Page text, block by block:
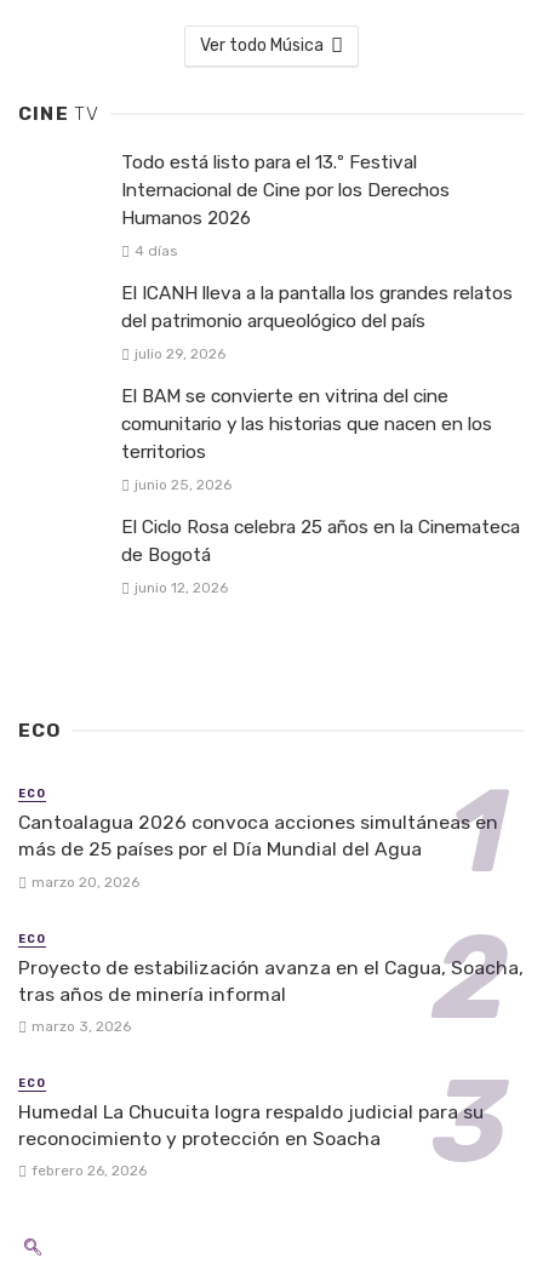
Ver todo Música
CINETV
Todo está listo para el 13.º Festival
Internacional de Cine por los Derechos
Humanos 2026
4 días
El ICANH lleva a la pantalla los grandes relatos
del patrimonio arqueológico del país
julio 29, 2026
El BAM se convierte en vitrina del cine
comunitario y las historias que nacen en los
territorios
junio 25, 2026
El Ciclo Rosa celebra 25 años en la Cinemateca
de Bogotá
junio 12, 2026
ECO
ECO
Cantoalagua 2026 convoca acciones simultáneas en
más de 25 países por el Día Mundial del Agua
marzo 20, 2026
ECO
Proyecto de estabilización avanza en el Cagua, Soacha,
tras años de minería informal
marzo 3, 2026
ECO
Humedal La Chucuita logra respaldo judicial para su
reconocimiento y protección en Soacha
febrero 26, 2026